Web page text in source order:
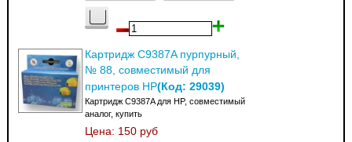
Картридж C9387A пурпурный,
№ 88, совместимый для
принтеров HP(Код:29039)
Картридж C9387A для HP, совместимый
аналог, купить
Цена: 150 руб